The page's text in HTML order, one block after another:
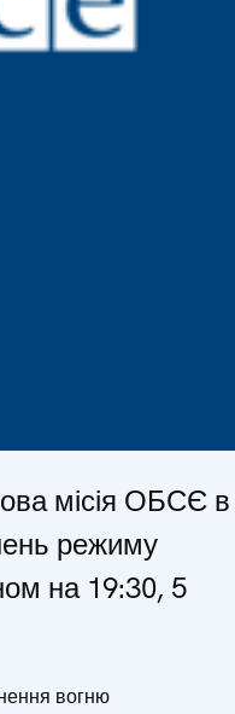
місія ОБСЄ в
режиму
на 19:30, 5
вогню